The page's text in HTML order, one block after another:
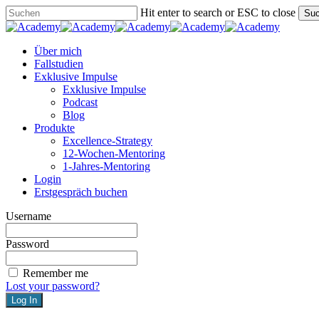
Skip
to
content
Hit enter to search or ESC to close
Close
Menu
Über mich
Fallstudien
Exklusive Impulse
Exklusive Impulse
Podcast
Blog
Produkte
Excellence-Strategy
12-Wochen-Mentoring
1-Jahres-Mentoring
Login
Erstgespräch buchen
Username
Password
Remember me
Lost your password?